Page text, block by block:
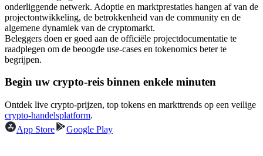
Word een Copy Trader
onderliggende netwerk. Adoptie en marktprestaties hangen af van de
projectontwikkeling, de betrokkenheid van de community en de
algemene dynamiek van de cryptomarkt.
Beleggers doen er goed aan de officiële projectdocumentatie te
raadplegen om de beoogde use-cases en tokenomics beter te
begrijpen.
Begin uw crypto-reis binnen enkele minuten
Ontdek live crypto-prijzen, top tokens en markttrends op een veilige
crypto-handelsplatform.
App Store
Google Play